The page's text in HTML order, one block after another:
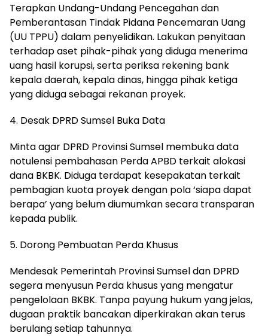
Terapkan Undang-Undang Pencegahan dan
Pemberantasan Tindak Pidana Pencemaran Uang
(UU TPPU) dalam penyelidikan. Lakukan penyitaan
terhadap aset pihak-pihak yang diduga menerima
uang hasil korupsi, serta periksa rekening bank
kepala daerah, kepala dinas, hingga pihak ketiga
yang diduga sebagai rekanan proyek.
4. Desak DPRD Sumsel Buka Data
Minta agar DPRD Provinsi Sumsel membuka data
notulensi pembahasan Perda APBD terkait alokasi
dana BKBK. Diduga terdapat kesepakatan terkait
pembagian kuota proyek dengan pola ‘siapa dapat
berapa’ yang belum diumumkan secara transparan
kepada publik.
5. Dorong Pembuatan Perda Khusus
Mendesak Pemerintah Provinsi Sumsel dan DPRD
segera menyusun Perda khusus yang mengatur
pengelolaan BKBK. Tanpa payung hukum yang jelas,
dugaan praktik bancakan diperkirakan akan terus
berulang setiap tahunnya.